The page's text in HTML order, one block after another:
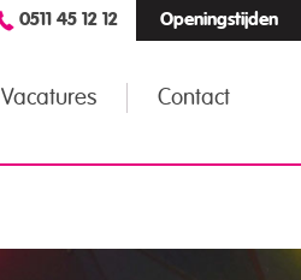
Openingstijden
0511 45 12 12
Vacatures Contact